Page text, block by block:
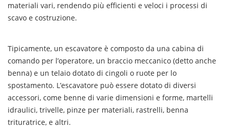
materiali vari, rendendo più efficienti e veloci i processi di
scavo e costruzione.
Tipicamente, un escavatore è composto da una cabina di
comando per l’operatore, un braccio meccanico (detto anche
benna) e un telaio dotato di cingoli o ruote per lo
spostamento. L’escavatore può essere dotato di diversi
accessori, come benne di varie dimensioni e forme, martelli
idraulici, trivelle, pinze per materiali, rastrelli, benna
trituratrice, e altri.